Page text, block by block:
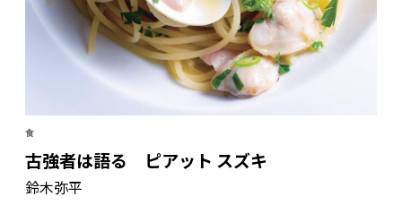
食
古強者は語る ピアット スズキ
鈴木弥平